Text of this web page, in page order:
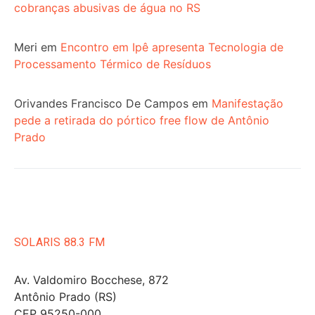
cobranças abusivas de água no RS
Meri em Encontro em Ipê apresenta Tecnologia de
Processamento Térmico de Resíduos
Orivandes Francisco De Campos em Manifestação
pede a retirada do pórtico free flow de Antônio
Prado
SOLARIS 88.3 FM
Av. Valdomiro Bocchese, 872
Antônio Prado (RS)